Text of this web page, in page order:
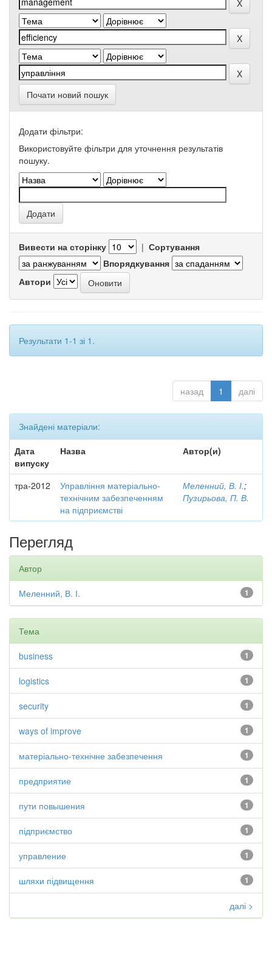
Почати новий пошук
Додати фільтри:
Використовуйте фільтри для уточнення результатів
пошуку.
Вивести на сторінку | Сортування
Впорядкування
Автори
Результати 1-1 зі 1.
назад 1 далі
Знайдені матеріали:
Дата
випуску
Назва Автор(и)
тра-2012
Управління матеріально-
технічним забезпеченням
на підприємстві
Меленний, В. І.;
Пузирьова, П. В.
Перегляд
Автор
1
Меленний, В. І.
Тема
1
business
1
logistics
1
security
1
ways of improve
1
матеріально-технічне забезпечення
1
предприятие
1
пути повышения
1
підприємство
1
управление
1
шляхи підвищення
далі >